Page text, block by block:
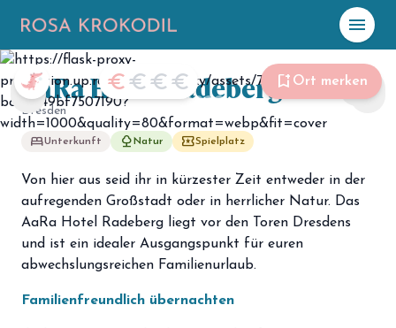
menu
☀️ Heute
Plane mit Kroki
celebration Events
hiking Abenteuer
hotel Unterkünfte
menu_book Guides
chevron_left chevron_right
bookmark_add Ort merken
euro euro euro euro
Foto: AaRa Hotel Radeberg
AaRa Hotel Radeberg
Dresden
bedUnterkunft nature Natur local_playSpielplatz
share
Von hier aus seid ihr in kürzester Zeit entweder in der
aufregenden Großstadt oder in herrlicher Natur. Das
AaRa Hotel Radeberg liegt vor den Toren Dresdens
und ist ein idealer Ausgangspunkt für euren
abwechslungsreichen Familienurlaub.
Familienfreundlich übernachten